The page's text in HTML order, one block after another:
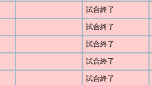
試合終了
試合終了
試合終了
試合終了
試合終了